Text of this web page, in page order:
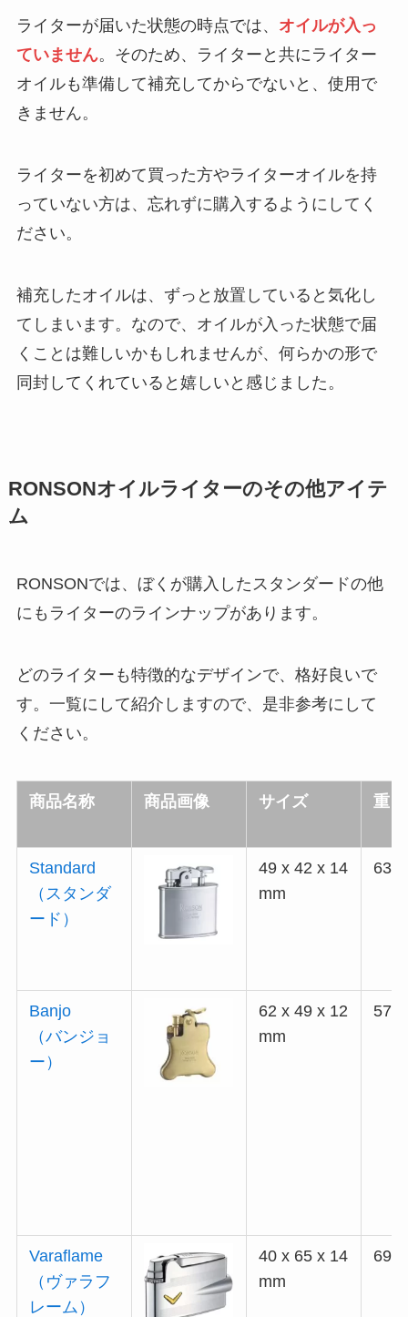
ライターが届いた状態の時点では、 オイルが入っ
ていません。そのため、ライターと共にライター
オイルも準備して補充してからでないと、使用で
きません。
ライターを初めて買った方やライターオイルを持
っていない方は、忘れずに購入するようにしてく
ださい。
補充したオイルは、ずっと放置していると気化し
てしまいます。なので、オイルが入った状態で届
くことは難しいかもしれませんが、何らかの形で
同封してくれていると嬉しいと感じました。
RONSONオイルライターのその他アイテ
ム
RONSONでは、ぼくが購入したスタンダードの他
にもライターのラインナップがあります。
どのライターも特徴的なデザインで、格好良いで
す。一覧にして紹介しますので、是非参考にして
ください。
商品名称 商品画像 サイズ 重さ
Standard
（スタンダ
ード）
49 x 42 x 14
mm
63g
Banjo
（バンジョ
ー）
62 x 49 x 12
mm
Varaflame
（ヴァラフ
レーム）
40 x 65 x 14
mm
69g